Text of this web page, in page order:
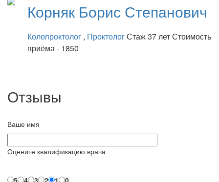
Корняк Борис Степанович
Колопроктолог , ПроктологСтаж 37 летСтоимость
приёма - 1850
Отзывы
Ваше имя
Оцените квалификацию врача
5 4 3 2 1
0